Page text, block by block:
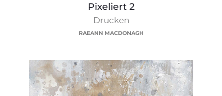
Pixeliert 2
Drucken
RAEANN MACDONAGH